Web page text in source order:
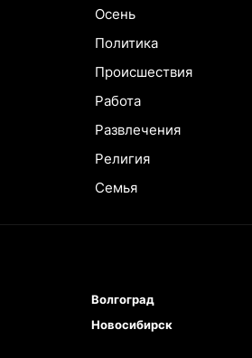
Осень
Политика
Происшествия
Работа
Развлечения
Религия
Семья
Волгоград
Новосибирск